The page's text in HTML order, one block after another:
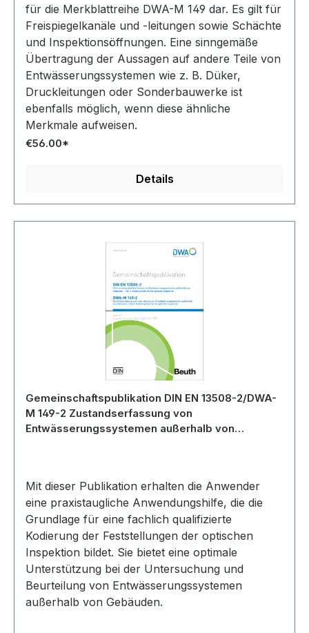
für die Merkblattreihe DWA-M 149 dar. Es gilt für
Freispiegelkanäle und -leitungen sowie Schächte
und Inspektionsöffnungen. Eine sinngemäße
Übertragung der Aussagen auf andere Teile von
Entwässerungssystemen wie z. B. Düker,
Druckleitungen oder Sonderbauwerke ist
ebenfalls möglich, wenn diese ähnliche
Merkmale aufweisen.
€56.00*
Details
Gemeinschaftspublikation DIN EN 13508-2/DWA-
M 149-2 Zustandserfassung von
Entwässerungssystemen außerhalb von
Mit dieser Publikation erhalten die Anwender
eine praxistaugliche Anwendungshilfe, die die
Grundlage für eine fachlich qualifizierte
Kodierung der Feststellungen der optischen
Inspektion bildet. Sie bietet eine optimale
Unterstützung bei der Untersuchung und
Beurteilung von Entwässerungssystemen
außerhalb von Gebäuden.